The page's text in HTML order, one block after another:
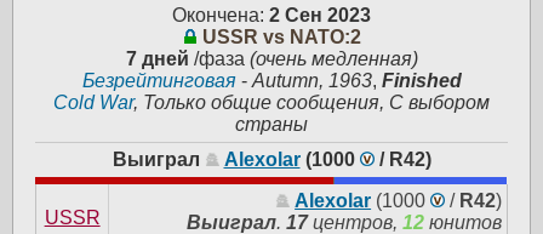
Окончена: 2 Сен 2023
USSR vs NATO:2
7 дней /фаза (очень медленная)
Безрейтинговая- Autumn, 1963, Finished
Cold War, Только общие сообщения, С выбором
страны
Выиграл
Alexolar (1000 / R42)
USSR
Alexolar (1000 / R42)
Выиграл.17центров,12 юнитов